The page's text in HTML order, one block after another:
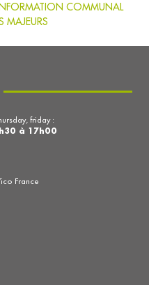
COMMUNAL
MAJEURS
France
friday :
à 17h00